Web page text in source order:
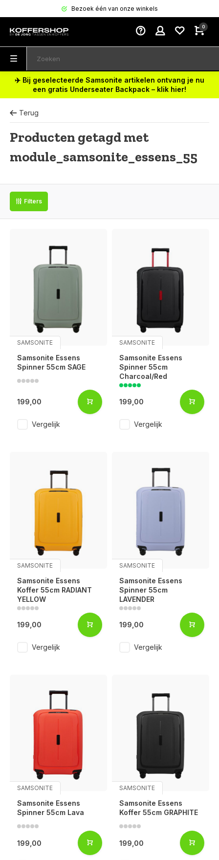
Bezoek één van onze winkels
Voor 17:00 besteld, is vandaag verzonden (ma-vr)
0
✈️ Bij geselecteerde Samsonite artikelen ontvang je nu
een gratis Underseater Backpack – klik hier!
Terug
Producten getagd met
module_samsonite_essens_55
Filters
SAMSONITE
Samsonite Essens
Spinner 55cm SAGE
199,00
Vergelijk
SAMSONITE
Samsonite Essens
Spinner 55cm
Charcoal/Red
199,00
Vergelijk
SAMSONITE
Samsonite Essens
Koffer 55cm RADIANT
YELLOW
199,00
Vergelijk
SAMSONITE
Samsonite Essens
Spinner 55cm
LAVENDER
199,00
Vergelijk
SAMSONITE
Samsonite Essens
Spinner 55cm Lava
199,00
SAMSONITE
Samsonite Essens
Koffer 55cm GRAPHITE
199,00